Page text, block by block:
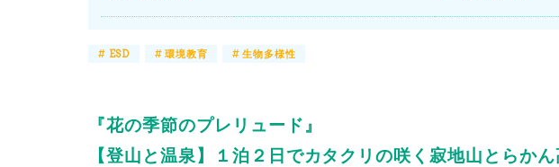
# ESD #環境教育 #生物多様性
『花の季節のプレリュード』
【登山と温泉】１泊２日でカタクリの咲く寂地山とらか